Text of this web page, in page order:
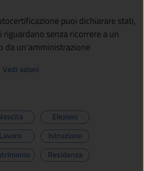
puoi dichiarare stati,
senza ricorrere a un
da un'amministrazione
Vedi azioni
Elezioni
Lavoro
Istruzione
Residenza